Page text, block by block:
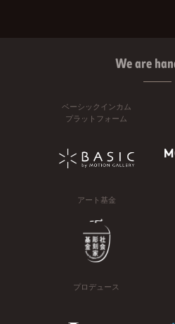
We are
ベーシックインカム
プラットフォーム
アート基金
プロデュース